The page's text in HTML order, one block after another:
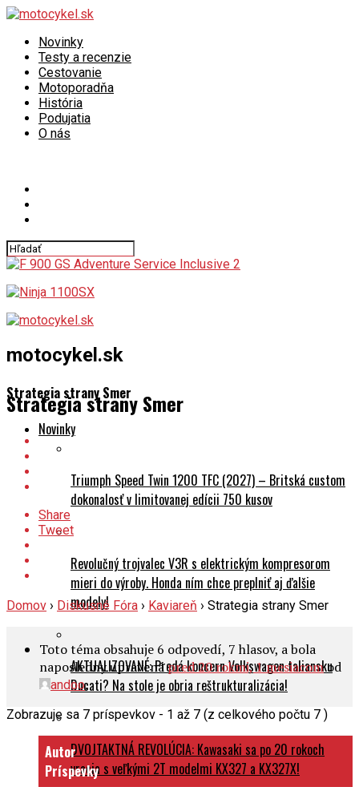
Novinky
Testy a recenzie
Cestovanie
Motoporadňa
História
Podujatia
O nás
motocykel.sk
Strategia strany Smer
Novinky
Triumph Speed Twin 1200 TFC (2027) – Britská custom
dokonalosť v limitovanej edícii 750 kusov
Revolučný trojvalec V3R s elektrickým kompresorom
mieri do výroby. Honda ním chce preplniť aj ďalšie
modely!
AKTUALIZOVANÉ: Predá koncern Volkswagen taliansku
Ducati? Na stole je obria reštrukturalizácia!
DVOJTAKTNÁ REVOLÚCIA: Kawasaki sa po 20 rokoch
vracia s veľkými 2T modelmi KX327 a KX327X!
Strategia strany Smer
Share
Tweet
Domov › Diskusné Fóra › Kaviareň › Strategia strany Smer
Toto téma obsahuje 6 odpovedí, 7 hlasov, a bola
naposledny upravenápred 20 rokmi, 1 mesiacomod
andoo.
Zobrazuje sa 7 príspevkov - 1 až 7 (z celkového počtu 7 )
Autor
Príspevky